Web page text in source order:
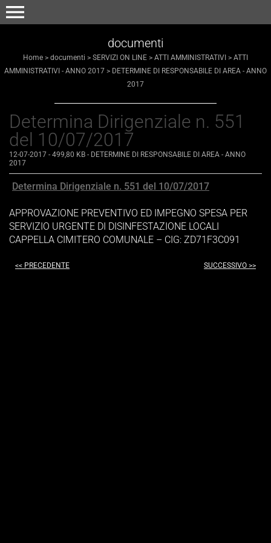
menu
documenti
Home > documenti > SERVIZI ON LINE > ATTI AMMINISTRATIVI > ATTI
AMMINISTRATIVI - ANNO 2017 > DETERMINE DI RESPONSABILE DI AREA - ANNO
2017
Determina Dirigenziale n. 551
del 10/07/2017
12-07-2017 - 499,80 KB - DETERMINE DI RESPONSABILE DI AREA - ANNO
2017
Determina Dirigenziale n. 551 del 10/07/2017
APPROVAZIONE PREVENTIVO ED IMPEGNO SPESA PER
SERVIZIO URGENTE DI DISINFESTAZIONE LOCALI
CAPPELLA CIMITERO COMUNALE – CIG: ZD71F3C091
<< PRECEDENTE SUCCESSIVO >>